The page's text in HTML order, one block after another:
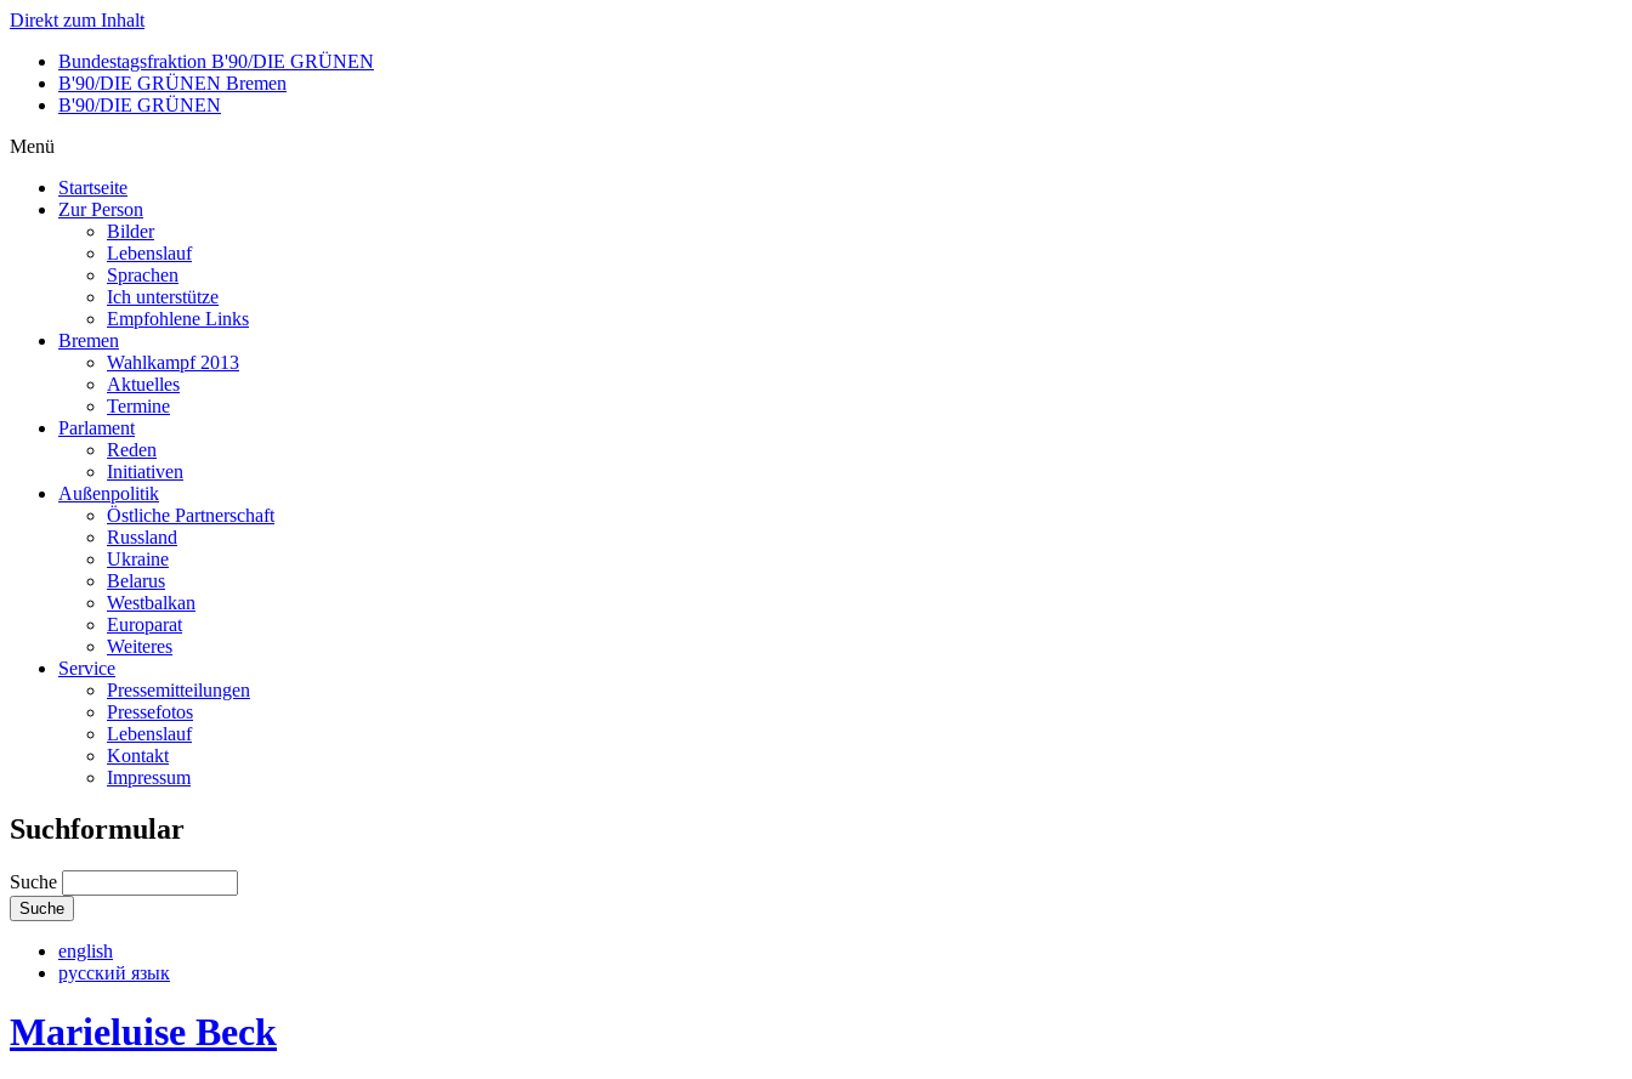
Direkt zum Inhalt
Bundestagsfraktion B'90/DIE GRÜNEN
B'90/DIE GRÜNEN Bremen
B'90/DIE GRÜNEN
Menü
Startseite
Zur Person
Bilder
Lebenslauf
Sprachen
Ich unterstütze
Empfohlene Links
Bremen
Wahlkampf 2013
Aktuelles
Termine
Parlament
Reden
Initiativen
Außenpolitik
Östliche Partnerschaft
Russland
Ukraine
Belarus
Westbalkan
Europarat
Weiteres
Service
Pressemitteilungen
Pressefotos
Lebenslauf
Kontakt
Impressum
Suchformular
Suche
english
русский язык
Marieluise Beck